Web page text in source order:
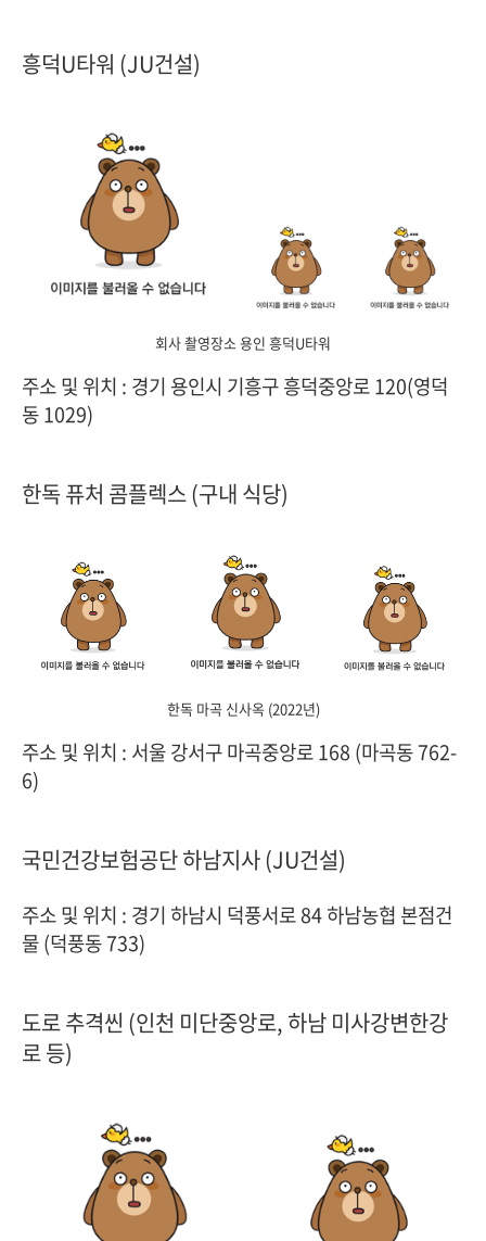
흥덕U타워 (JU건설)
회사 촬영장소 용인 흥덕U타워
주소 및 위치 : 경기 용인시 기흥구 흥덕중앙로 120(영덕
동 1029)
한독 퓨처 콤플렉스 (구내 식당)
한독 마곡 신사옥 (2022년)
주소 및 위치 : 서울 강서구 마곡중앙로 168 (마곡동 762-
6)
국민건강보험공단 하남지사 (JU건설)
주소 및 위치 : 경기 하남시 덕풍서로 84 하남농협 본점건
물 (덕풍동 733)
도로 추격씬 (인천 미단중앙로, 하남 미사강변한강
로 등)